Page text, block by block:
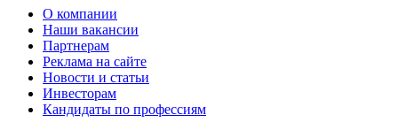
О компании
Наши вакансии
Партнерам
Реклама на сайте
Новости и статьи
Инвесторам
Кандидаты по профессиям